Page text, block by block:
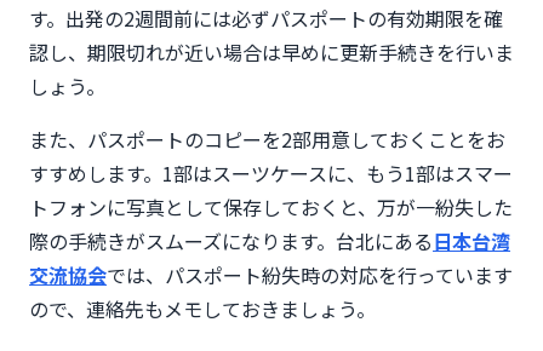
す。出発の2週間前には必ずパスポートの有効期限を確
認し、期限切れが近い場合は早めに更新手続きを行いま
しょう。
また、パスポートのコピーを2部用意しておくことをお
すすめします。1部はスーツケースに、もう1部はスマー
トフォンに写真として保存しておくと、万が一紛失した
際の手続きがスムーズになります。台北にある日本台湾
交流協会では、パスポート紛失時の対応を行っています
ので、連絡先もメモしておきましょう。